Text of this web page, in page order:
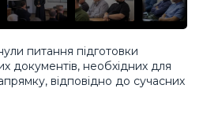
питання підготовки
документів, необхідних для
відповідно до сучасних